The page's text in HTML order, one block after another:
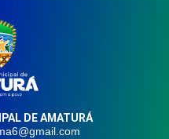
DE AMATURÁ